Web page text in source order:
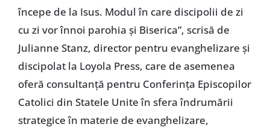
începe de la Isus. Modul în care discipolii de zi
cu zi vor înnoi parohia și Biserica”, scrisă de
Julianne Stanz, director pentru evanghelizare și
discipolat la Loyola Press, care de asemenea
oferă consultanță pentru Conferința Episcopilor
Catolici din Statele Unite în sfera îndrumării
strategice în materie de evanghelizare,